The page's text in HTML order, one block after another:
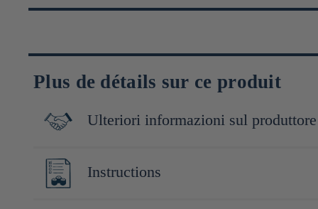
Plus de détails sur ce produit
Ulteriori informazioni sul produttore
George Ohsawa est un philosophe japonais né en 1893 à
qu'une bonne alimentation pouvait résoudre tous les maux.
Instructions